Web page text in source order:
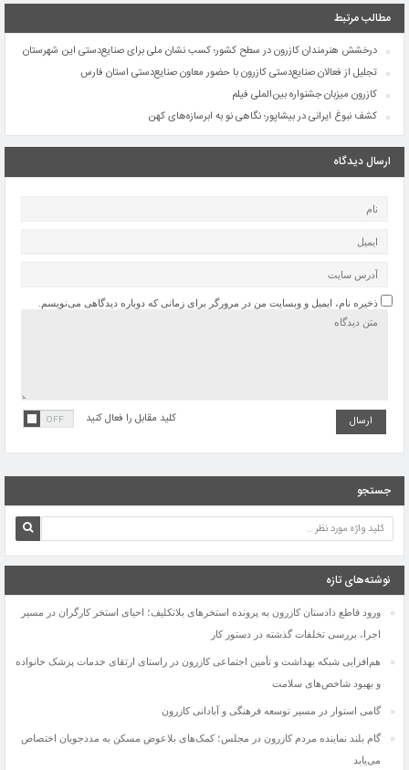
مطالب مرتبط
درخشش هنرمندان کازرون در سطح کشور؛ کسب نشان ملی برای صنایع‌دستی این شهرستان
تجلیل از فعالان صنایع‌دستی کازرون با حضور معاون صنایع‌دستی استان فارس
کازرون میزبان جشنواره بین‌الملی فیلم
کشف نبوغ ایرانی در بیشاپور؛ نگاهی نو به ابرسازه‌های کهن
ارسال دیدگاه
ذخیره نام، ایمیل و وبسایت من در مرورگر برای زمانی که دوباره دیدگاهی می‌نویسم.
کلید مقابل را فعال کنید
جستجو
نوشته‌های تازه
ورود قاطع دادستان کازرون به پرونده استخرهای بلاتکلیف؛ احیای استخر کارگران در مسیر
اجرا، بررسی تخلفات گذشته در دستور کار
هم‌افزایی شبکه بهداشت و تأمین اجتماعی کازرون در راستای ارتقای خدمات پزشک خانواده
و بهبود شاخص‌های سلامت
گامی استوار در مسیر توسعه فرهنگی و آبادانی کازرون
گام بلند نماینده مردم کازرون در مجلس؛ کمک‌های بلاعوض مسکن به مددجویان اختصاص
می‌یابد